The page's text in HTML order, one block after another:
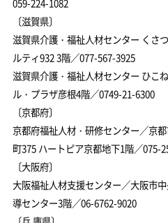
〔滋賀県〕
滋賀県介護・福祉人材センター くさ
ルティ932 3階／077-567-3925
滋賀県介護・福祉人材センター ひこ
ル・プラザ彦根4階／0749-21-6300
〔京都府〕
京都府福祉人材・研修センター／京
町375 ハートピア京都地下1階／075-
〔大阪府〕
大阪福祉人材支援センター／大阪市
導センター3階／06-6762-9020